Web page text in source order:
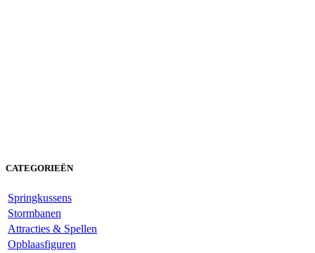
CATEGORIEËN
Springkussens
Stormbanen
Attracties & Spellen
Opblaasfiguren